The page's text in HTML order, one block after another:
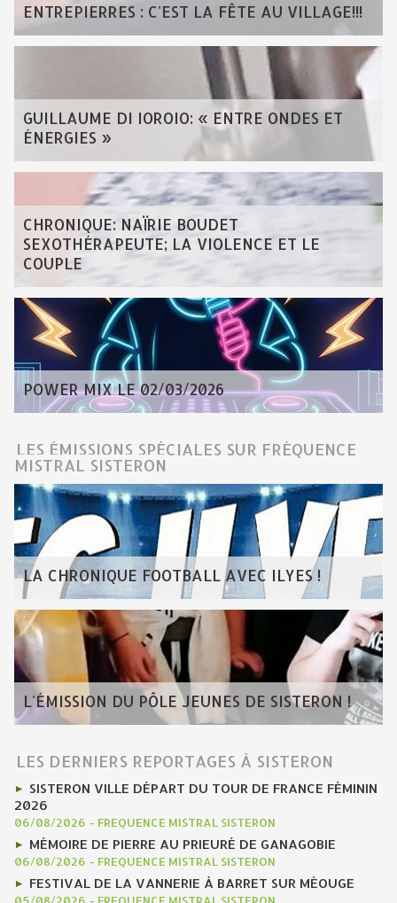
ENTREPIERRES : C'EST LA FÊTE AU VILLAGE!!!
GUILLAUME DI IOROIO: « ENTRE ONDES ET
ÉNERGIES »
CHRONIQUE: NAÏRIE BOUDET
SEXOTHÉRAPEUTE; LA VIOLENCE ET LE
COUPLE
POWER MIX LE 02/03/2026
LES ÉMISSIONS SPÉCIALES SUR FRÉQUENCE
MISTRAL SISTERON
LA CHRONIQUE FOOTBALL AVEC ILYES !
L'ÉMISSION DU PÔLE JEUNES DE SISTERON !
LES DERNIERS REPORTAGES À SISTERON
SISTERON VILLE DÉPART DU TOUR DE FRANCE FÉMININ
2026
06/08/2026 - FREQUENCE MISTRAL SISTERON
MÉMOIRE DE PIERRE AU PRIEURÉ DE GANAGOBIE
06/08/2026 - FREQUENCE MISTRAL SISTERON
FESTIVAL DE LA VANNERIE À BARRET SUR MÉOUGE